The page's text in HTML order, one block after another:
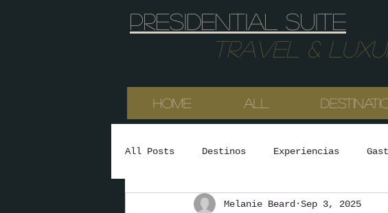
Presidential suite
Travel &
HOME All
All Posts Destinos Experiencias
Melanie Beard Sep 3, 2025